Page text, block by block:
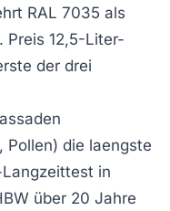
RAL 7035 als
Preis 12,5-Liter-
der drei
Pollen) die laengste
in
über 20 Jahre